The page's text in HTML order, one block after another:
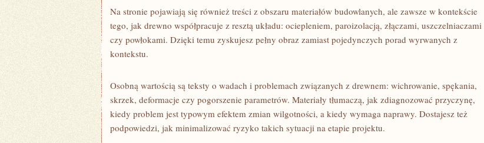
Na stronie pojawiają się również treści z obszaru materiałów budowlanych, ale zawsze w kontekście
tego, jak drewno współpracuje z resztą układu: ociepleniem, paroizolacją, złączami, uszczelniaczami
czy powłokami. Dzięki temu zyskujesz pełny obraz zamiast pojedynczych porad wyrwanych z
kontekstu.
Osobną wartością są teksty o wadach i problemach związanych z drewnem: wichrowanie, spękania,
skrzek, deformacje czy pogorszenie parametrów. Materiały tłumaczą, jak zdiagnozować przyczynę,
kiedy problem jest typowym efektem zmian wilgotności, a kiedy wymaga naprawy. Dostajesz też
podpowiedzi, jak minimalizować ryzyko takich sytuacji na etapie projektu.